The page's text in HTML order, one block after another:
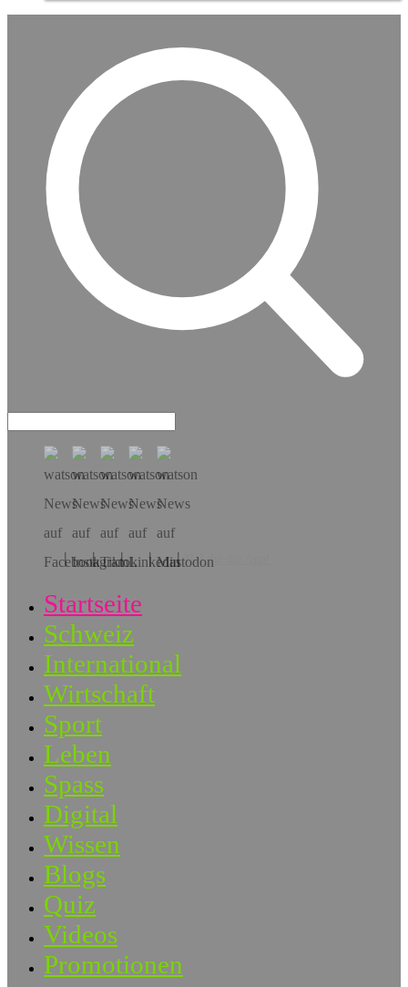
Hol dir die App!
Startseite
Schweiz
International
Wirtschaft
Sport
Leben
Spass
Digital
Wissen
Blogs
Quiz
Videos
Promotionen